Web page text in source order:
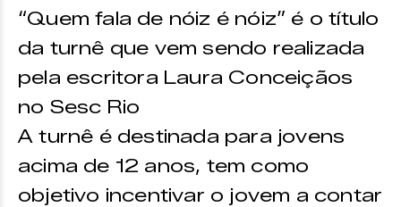
“Quem fala de nóiz é nóiz” é o título
da turnê que vem sendo realizada
pela escritora Laura Conceiçãos
no Sesc Rio
A turnê é destinada para jovens
acima de 12 anos, tem como
objetivo incentivar o jovem a contar